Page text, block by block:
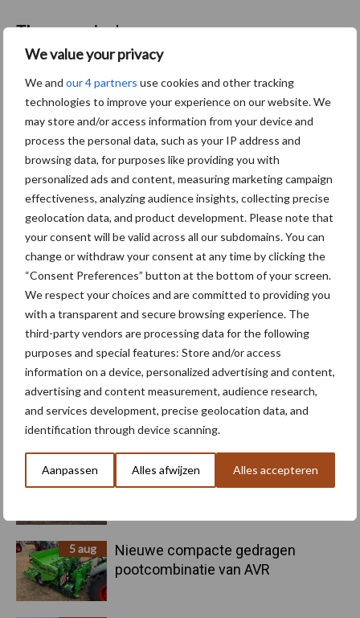
We value your privacy
We and our 4 partners use cookies and other tracking
technologies to improve your experience on our website. We
may store and/or access information from your device and
process the personal data, such as your IP address and
browsing data, for purposes like providing you with
personalized ads and content, measuring marketing campaign
effectiveness, analyzing audience insights, collecting precise
geolocation data, and product development. Please note that
your consent will be valid across all our subdomains. You can
change or withdraw your consent at any time by clicking the
“Consent Preferences” button at the bottom of your screen.
We respect your choices and are committed to providing you
with a transparent and secure browsing experience. The
third-party vendors are processing data for the following
purposes and special features: Store and/or access
information on a device, personalized advertising and content,
advertising and content measurement, audience research,
and services development, precise geolocation data, and
identification through device scanning.
Aanpassen Alles afwijzen Alles accepteren
Primaire
Sidebar
Recent nieuws Partner nieuws
6 aug
"Hoge verwachtingen van schijven
voor kouters"
5 aug
Oogst biologische aardappelen in
volle gang
5 aug
Nieuwe compacte gedragen
pootcombinatie van AVR
Themapagina's
Machines Duurzaamheid
Kunstmeststrooier Pootmachine
Toon meer